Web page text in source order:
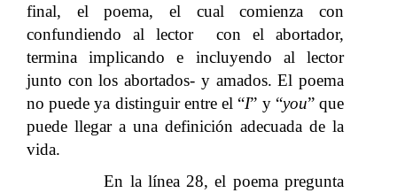
final, el poema, el cual comienza con
confundiendo al lector con el abortador,
termina implicando e incluyendo al lector
junto con los abortados- y amados. El poema
no puede ya distinguir entre el “I” y “you” que
puede llegar a una definición adecuada de la
vida.
En la línea 28, el poema pregunta